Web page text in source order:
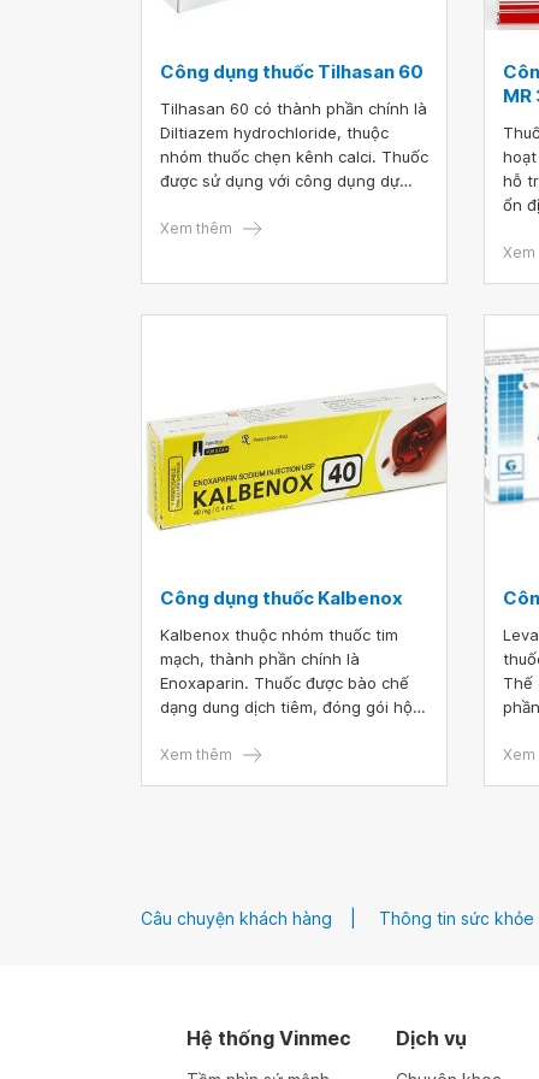
Công dụng thuốc Tilhasan 60
Tilhasan 60 có thành phần chính là
Diltiazem hydrochloride, thuộc
nhóm thuốc chẹn kênh calci. Thuốc
được sử dụng với công dụng dự
ngực (không chỉ định cho các cơn
Xem thêm
MR
hỗ
ổn
Xem
Công dụng thuốc Kalbenox
Kalbenox thuộc nhóm thuốc tim
mạch, thành phần chính là
Enoxaparin. Thuốc được bào chế
dạng dung dịch tiêm, đóng gói hộp
điều trị bằng thuốc Kalbenox 40mg
Xem thêm
Thế
Xem
Câu chuyện khách hàng Thông tin sức khỏe
Hệ thống Vinmec Dịch vụ